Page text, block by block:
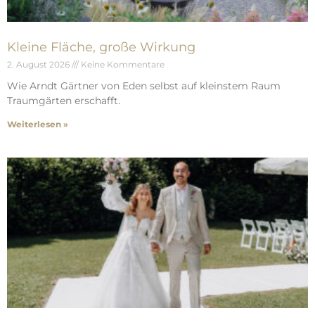
Kleine Fläche, große Wirkung
2. August 2026 Keine Kommentare
Wie Arndt Gärtner von Eden selbst auf kleinstem Raum
Traumgärten erschafft.
Weiterlesen »